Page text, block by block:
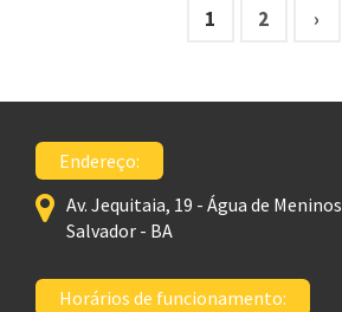
1 2 ›
Endereço:
Av. Jequitaia, 19 - Água de Meninos
Salvador - BA
Horários de funcionamento: